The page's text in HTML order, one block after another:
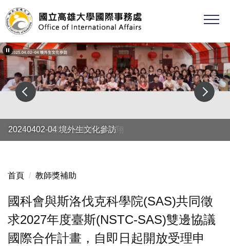
跳
到
主
要
內
容
區
20250402 國際生企業參訪-漢翔
20240402-04 境外生文化參訪
首頁 教師獎補助
國科會與斯洛伐克科學院(SAS)共同徵
求2027年度臺斯(NSTC-SAS)雙邊協議
國際合作計畫，自即日起開放受理申